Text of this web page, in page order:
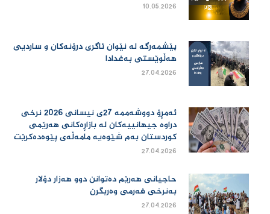
10.05.2026
پێشمەرگە لە نێوان ئاگری درۆنەکان و ساردیی
هەڵوێستی بەغدادا
27.04.2026
ئەمڕۆ دووشەممە 27ی نیسانی 2026 نرخی
دراوە جیهانییەكان لە بازاڕەكانی هەرێمی
كوردستان بەم شێوەیە مامەڵەی پێوەدەكرێت
27.04.2026
حاجیانی هەرێم دەتوانن دوو هەزار دۆلار
بەنرخی فەرمی وەربگرن
27.04.2026